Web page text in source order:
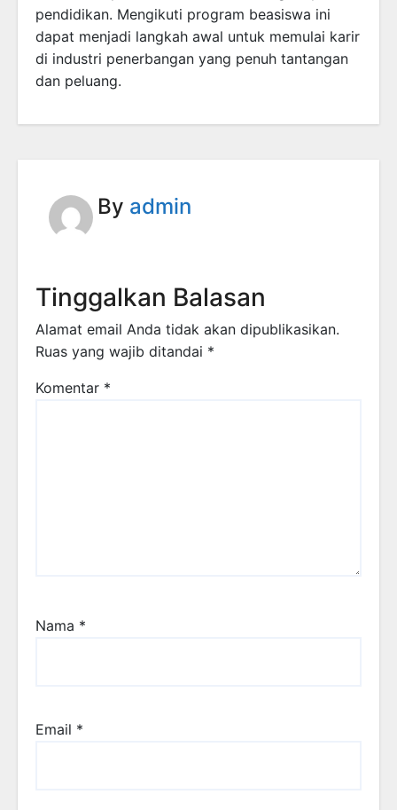
pendidikan. Mengikuti program beasiswa ini
dapat menjadi langkah awal untuk memulai karir
di industri penerbangan yang penuh tantangan
dan peluang.
By admin
Tinggalkan Balasan
Alamat email Anda tidak akan dipublikasikan.
Ruas yang wajib ditandai *
Komentar *
Nama *
Email *